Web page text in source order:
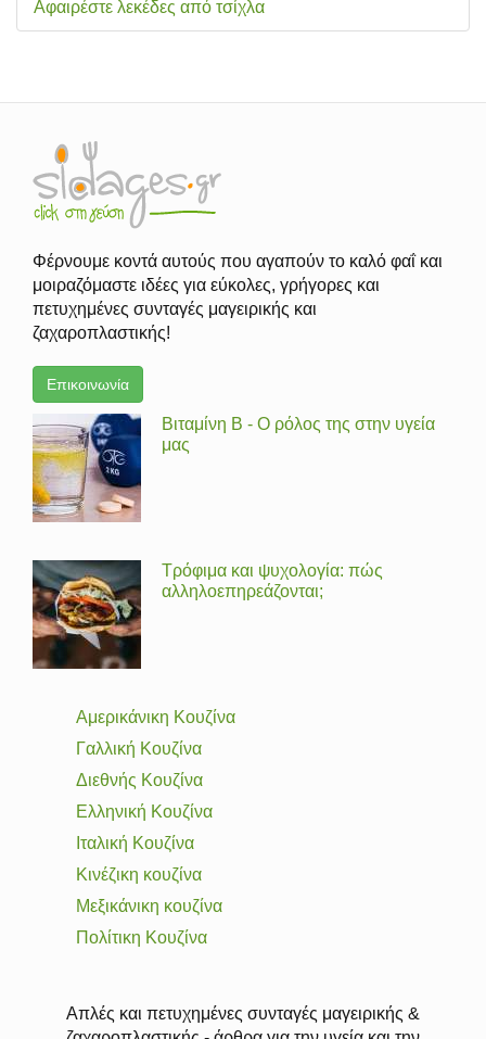
Αφαιρέστε λεκέδες από τσίχλα
Φέρνουμε κοντά αυτούς που αγαπούν το καλό φαΐ και
μοιραζόμαστε ιδέες για εύκολες, γρήγορες και
πετυχημένες συνταγές μαγειρικής και
ζαχαροπλαστικής!
Επικοινωνία
Βιταμίνη Β - Ο ρόλος της στην υγεία
μας
Τρόφιμα και ψυχολογία: πώς
αλληλοεπηρεάζονται;
Αμερικάνικη Κουζίνα
Γαλλική Κουζίνα
Διεθνής Κουζίνα
Ελληνική Κουζίνα
Ιταλική Κουζίνα
Κινέζικη κουζίνα
Μεξικάνικη κουζίνα
Πολίτικη Κουζίνα
Απλές και πετυχημένες συνταγές μαγειρικής &